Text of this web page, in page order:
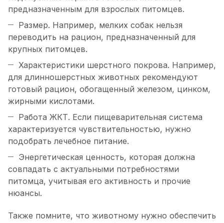
предназначенным для взрослых питомцев.
Размер. Например, мелких собак нельзя
переводить на рацион, предназначенный для
крупных питомцев.
Характеристики шерстного покрова. Например,
для длинношерстных животных рекомендуют
готовый рацион, обогащенный железом, цинком,
жирными кислотами.
Работа ЖКТ. Если пищеварительная система
характеризуется чувствительностью, нужно
подобрать лечебное питание.
Энергетическая ценность, которая должна
совпадать с актуальными потребностями
питомца, учитывая его активность и прочие
нюансы.
Также помните, что животному нужно обеспечить